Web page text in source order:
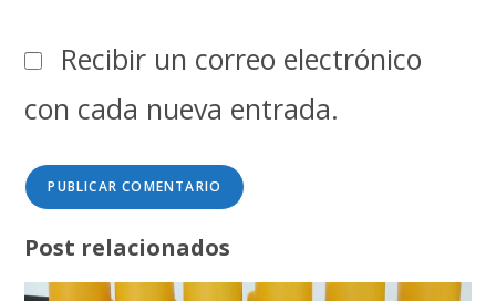
Recibir un correo electrónico
con cada nueva entrada.
Post relacionados